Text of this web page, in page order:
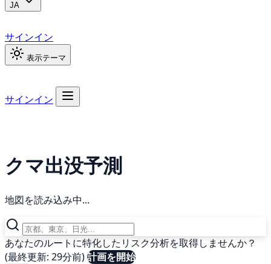
JA
サインイン
表示テーマ
サインイン
クマ出没予測
地図を読み込み中...
あなたのルートに特化したリスク分析を取得しませんか？
(最終更新: 29分前)計画を開始